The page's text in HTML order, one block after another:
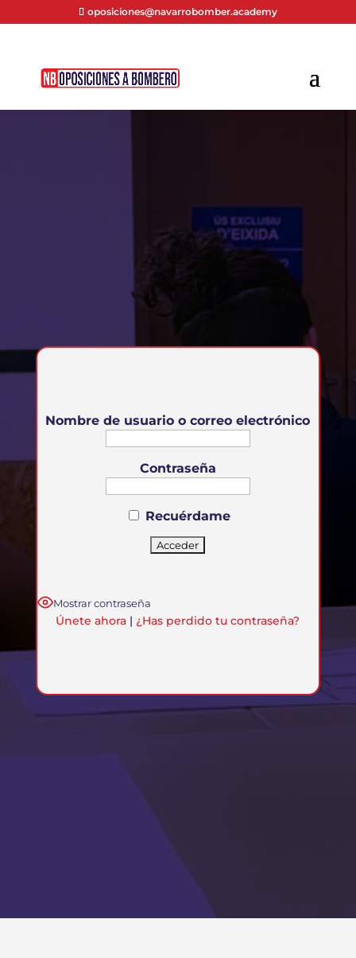
oposiciones@navarrobomber.academy
Nombre de usuario o correo electrónico
Contraseña
Recuérdame
Mostrar contraseña
Únete ahora | ¿Has perdido tu contraseña?